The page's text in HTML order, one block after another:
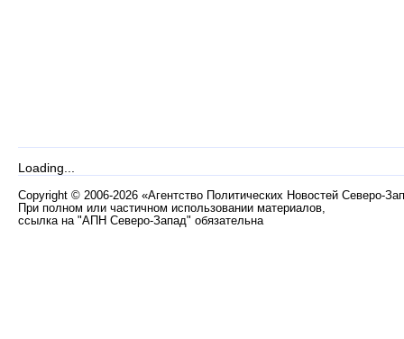
Loading...
Copyright © 2006-2026 «Агентство Политических Новостей Северо-
При полном или частичном использовании материалов,
ссылка на "АПН Северо-Запад" обязательна